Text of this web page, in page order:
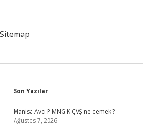
Sitemap
Sidebar
Son Yazılar
Manisa Avcı P MNG K ÇVŞ ne demek ?
Ağustos 7, 2026